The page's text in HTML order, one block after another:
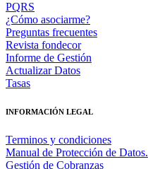
PQRS
¿Cómo asociarme?
Preguntas frecuentes
Revista fondecor
Informe de Gestión
Actualizar Datos
Tasas
INFORMACIÓN LEGAL
Terminos y condiciones
Manual de Protección de Datos.
Gestión de Cobranzas